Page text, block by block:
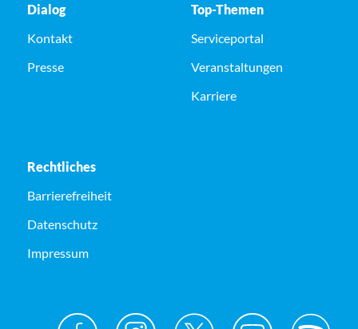
Dialog
Kontakt
Presse
Top-Themen
Serviceportal
Veranstaltungen
Karriere
Rechtliches
Barrierefreiheit
Datenschutz
Impressum